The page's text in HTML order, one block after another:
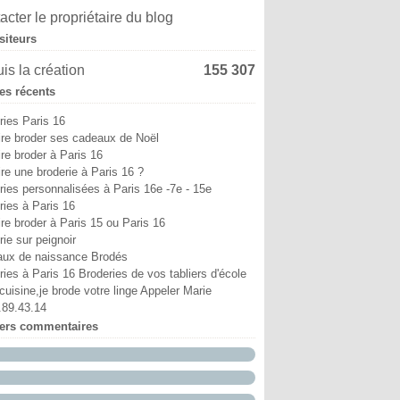
(6)
(3)
(2)
(5)
(4)
(6)
(7)
(5)
(2)
(9)
(11)
(6)
(6)
(8)
(5)
(8)
(12)
(12)
(14)
(18)
(7)
(1)
(15)
(17)
(12)
(19)
(13)
(18)
(10)
(38)
(52)
le propriétaire du blog
la création 155 307
récents
Paris 16
broder ses cadeaux de Noël
broder à Paris 16
une broderie à Paris 16 ?
personnalisées à Paris 16e -7e - 15e
à Paris 16
broder à Paris 15 ou Paris 16
sur peignoir
de naissance Brodés
à Paris 16 Broderies de vos tabliers d'école
brode votre linge Appeler Marie
commentaires